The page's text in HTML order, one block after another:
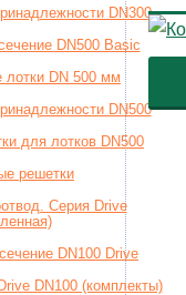
DN300
DN500 Basic
лотки DN 500 мм
DN500
для лотков DN500
решетки
Серия Drive
DN100 Drive
DN100 (комплекты)